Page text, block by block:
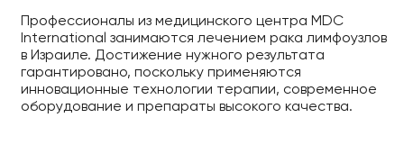
Профессионалы из медицинского центра MDC
International занимаются лечением рака лимфоузлов
в Израиле. Достижение нужного результата
гарантировано, поскольку применяются
инновационные технологии терапии, современное
оборудование и препараты высокого качества.